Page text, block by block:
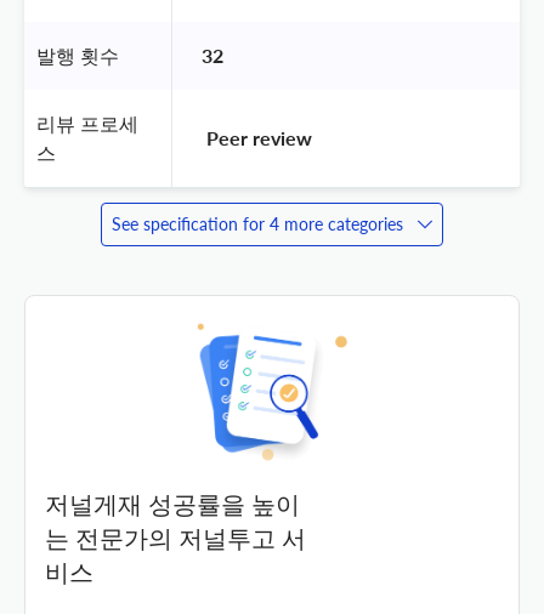
발행 횟수 32
리뷰 프로세
스
Peer review
See specification for 4 more categories
저널게재 성공률을 높이
는 전문가의 저널투고 서
비스